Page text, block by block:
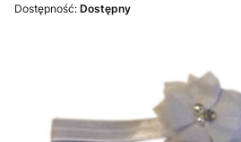
Dostępność: Dostępny